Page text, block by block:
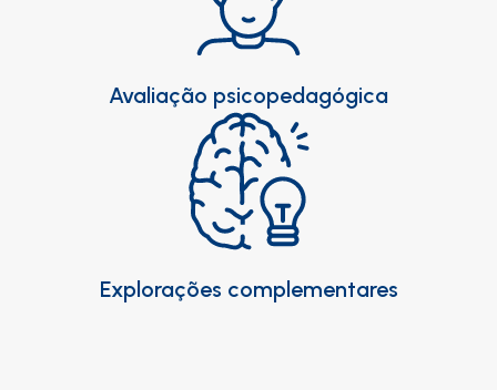
Avaliação psicopedagógica
Explorações complementares